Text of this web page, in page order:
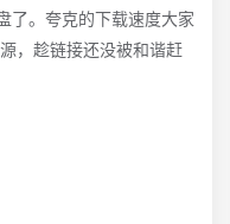
了。夸克的下载速度大家
，趁链接还没被和谐赶